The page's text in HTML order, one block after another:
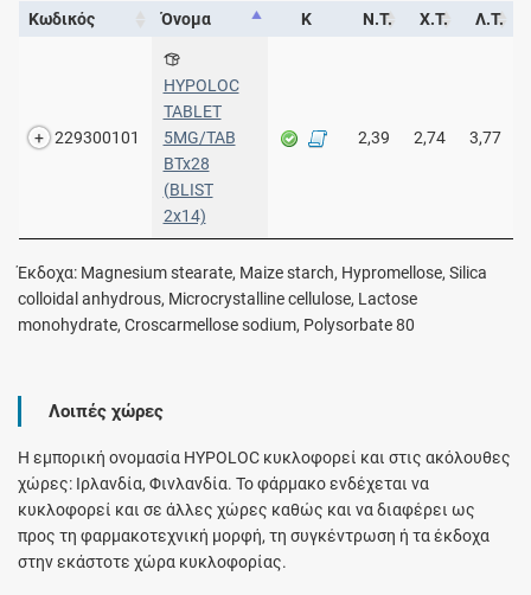
Κωδικός Όνομα Κ Ν.Τ. Χ.Τ. Λ.Τ.
229300101
HYPOLOC
TABLET
5MG/TAB
BTx28
(BLIST
2x14)
2,39 2,74 3,77
Έκδοχα: Magnesium stearate, Maize starch, Hypromellose, Silica
colloidal anhydrous, Microcrystalline cellulose, Lactose
monohydrate, Croscarmellose sodium, Polysorbate 80
Λοιπές χώρες
Η εμπορική ονομασία HYPOLOC κυκλοφορεί και στις ακόλουθες
χώρες: Ιρλανδία, Φινλανδία. Το φάρμακο ενδέχεται να
κυκλοφορεί και σε άλλες χώρες καθώς και να διαφέρει ως
προς τη φαρμακοτεχνική μορφή, τη συγκέντρωση ή τα έκδοχα
στην εκάστοτε χώρα κυκλοφορίας.